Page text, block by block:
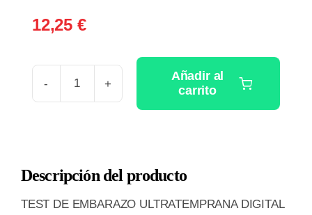
12,25 €
DIGITAL
Añadir al
carrito
Descripción del producto
TEST DE EMBARAZO ULTRATEMPRANA DIGITAL